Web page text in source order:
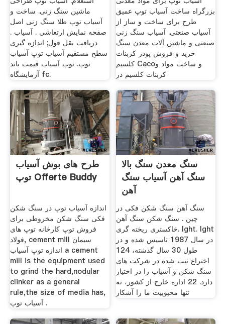
ماشین سنگ زنی. ساخت و
آسیاب توپ طلا سنگ زنی اصل
صفحه نمایش ارتعاشی . آسیاب .
دریافت نقل قول; اندازه گیری
سطح مستقیم آسیاب توپ آسیاب
توپ. توپ آسیاب قیمت باند
آزمایشگاه fc.
بزرگراه ساخت آسیاب توپ عمیق
طرح برای ساخت و ساز از
آسیاب صنعتی. آسیاب سنگ زنی
صنعتی و ماشین آلات معدن سنگ
خرید و فروش پودر کربنات
کلسیم Cacoو ساخت مواد و
کربنات کلسیم در
طرح های بوش آسیاب
توپ Offerte Buddy
اندازه آسیاب توپ در سنگ شکن
فکی سنگ شکن مخروطی برای
فروش توپ کارخانه توپ های
فولاد, cement mill سیمان
اندازه توپ آسیاب a cement
mill is the equipment used
to grind the hard,nodular
clinker as a general
rule,the size of media has,
آسیاب توپ .
سنگ معدن سنگ بالا
سنگ آهن آسیاب سنگ
آهن
سنگ آهن سنگ شکن فکی در
چین . سنگ شکن سنگ آهن
خاکستری ریخته گری. lght. lght
در سال 1987 تاسیس شده و در
طول 30 سال گذشته، 124
اختراع ثبت شده در شركت های
سنگ شكن و آسیاب را در اختیار
دارد. 22 اداره خارج از کشور، نه
تنها محبوبیت ما را آشکار